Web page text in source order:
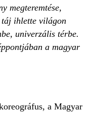
megteremtése,
táj ihlette világon
univerzális térbe.
a magyar
a Magyar